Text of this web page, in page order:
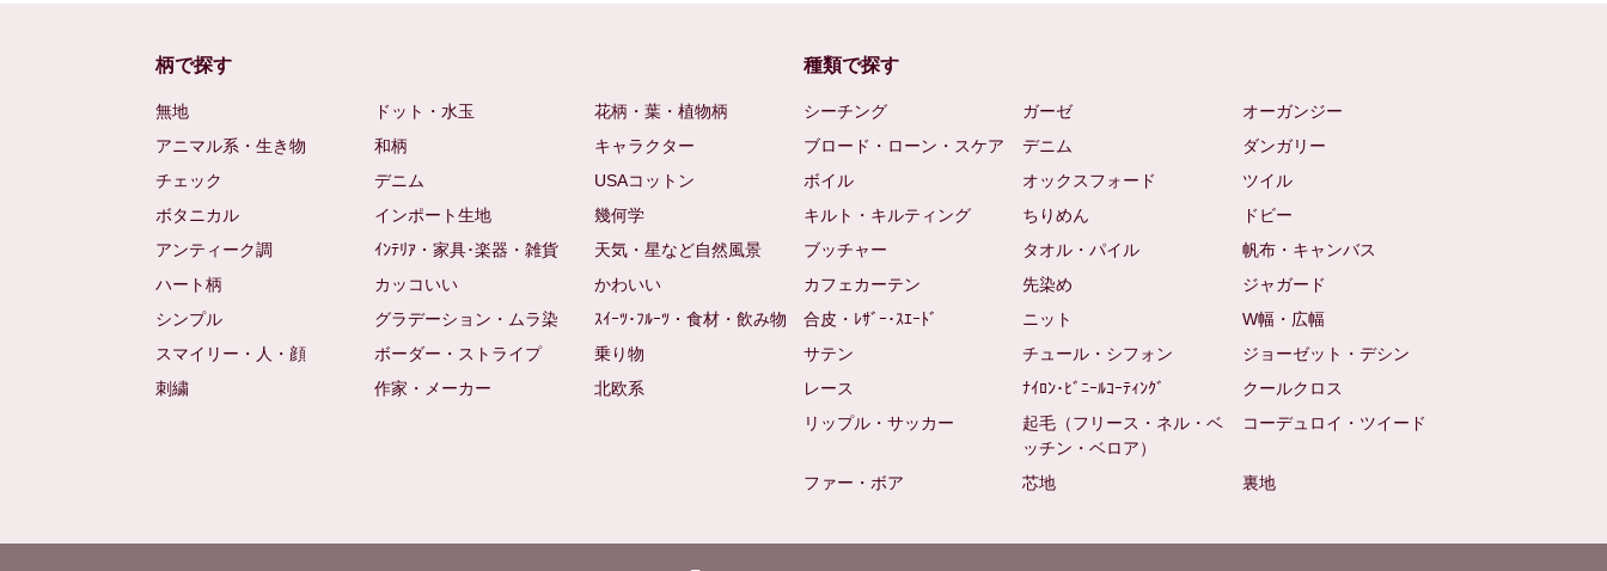
柄で探す
無地 ドット・水玉
花柄・葉・植物柄
アニマル系・生き物
和柄
キャラクター
チェック
デニム
USAコットン
ボタニカル
インポート生地
幾何学
アンティーク調
ｲﾝﾃﾘｱ・家具･楽器・雑貨
天気・星など自然風景
ハート柄
カッコいい
かわいい
シンプル
グラデーション・ムラ染
ｽｲｰﾂ･ﾌﾙｰﾂ・食材・飲み物
スマイリー・人・顔
ボーダー・ストライプ
乗り物
刺繍
作家・メーカー 北欧系
種類で探す
シーチング ガーゼ
オーガンジー
ブロード・ローン・スケア
デニム
ダンガリー
ボイル
オックスフォード
ツイル
キルト・キルティング
ちりめん
ドビー
ブッチャー
タオル・パイル
帆布・キャンバス
カフェカーテン
先染め
ジャガード
合皮・ﾚｻﾞｰ･ｽｴｰﾄﾞ
ニット
W幅・広幅
サテン
チュール・シフォン
ジョーゼット・デシン
レース
ﾅｲﾛﾝ･ﾋﾞﾆｰﾙｺｰﾃｨﾝｸﾞ
クールクロス
リップル・サッカー
起毛（フリース・ネル・ベ
ッチン・ベロア）
コーデュロイ・ツイード
ファー・ボア 芯地 裏地